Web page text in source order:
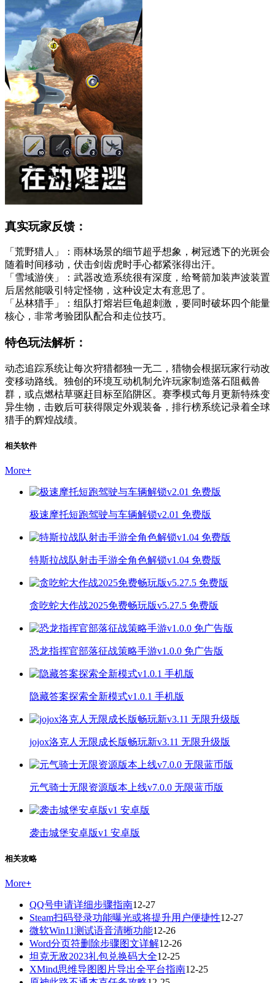
真实玩家反馈：
「荒野猎人」：雨林场景的细节超乎想象，树冠透下的光斑会
随着时间移动，伏击剑齿虎时手心都紧张得出汗。
「雪域游侠」：武器改造系统很有深度，给弩箭加装声波装置
后居然能吸引特定怪物，这种设定太有意思了。
「丛林猎手」：组队打熔岩巨龟超刺激，要同时破坏四个能量
核心，非常考验团队配合和走位技巧。
特色玩法解析：
动态追踪系统让每次狩猎都独一无二，猎物会根据玩家行动改
变移动路线。独创的环境互动机制允许玩家制造落石阻截兽
群，或点燃枯草驱赶目标至陷阱区。赛季模式每月更新特殊变
异生物，击败后可获得限定外观装备，排行榜系统记录着全球
猎手的辉煌战绩。
相关软件
More+
极速摩托短跑驾驶与车辆解锁v2.01 免费版
特斯拉战队射击手游全角色解锁v1.04 免费版
贪吃蛇大作战2025免费畅玩版v5.27.5 免费版
恐龙指挥官部落征战策略手游v1.0.0 免广告版
隐藏答案探索全新模式v1.0.1 手机版
jojox洛克人无限成长版畅玩新v3.11 无限升级版
元气骑士无限资源版本上线v7.0.0 无限蓝币版
袭击城堡安卓版v1 安卓版
相关攻略
More+
QQ号申请详细步骤指南12-27
Steam扫码登录功能曝光或将提升用户便捷性12-27
微软Win11测试语音清晰功能12-26
Word分页符删除步骤图文详解12-26
坦克无敌2023礼包兑换码大全12-25
XMind思维导图图片导出全平台指南12-25